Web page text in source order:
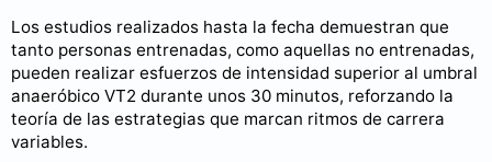
Los estudios realizados hasta la fecha demuestran que
tanto personas entrenadas, como aquellas no entrenadas,
pueden realizar esfuerzos de intensidad superior al umbral
anaeróbico VT2 durante unos 30 minutos, reforzando la
teoría de las estrategias que marcan ritmos de carrera
variables.